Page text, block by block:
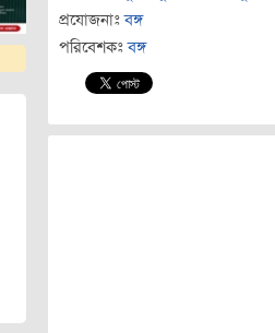
প্রযোজনাঃ বঙ্গ
পরিবেশকঃ বঙ্গ